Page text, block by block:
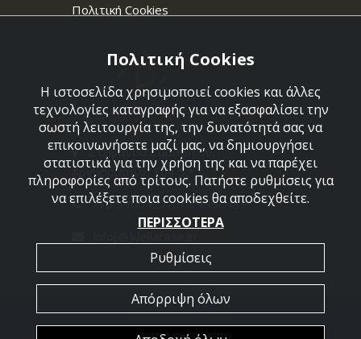
Πολιτική Cookies
Στεφάνου Σαράφη 36,
Αργυρούπολη 164 52
210 9960427-210 9960489
2026 @ All Rights Reserved - Dellacasa
Πολιτική Cookies
Η ιστοσελίδα χρησιμοποιεί cookies και άλλες
τεχνολογίες καταγραφής για να εξασφαλίσει την
σωστή λειτουργία της, την δυνατότητά σας να
επικοινωνήσετε μαζί μας, να δημιουργήσει
στατιστικά για την χρήση της και να παρέχει
πληροφορίες από τρίτους. Πατήστε ρυθμίσεις για
να επιλέξετε ποια cookies θα αποδεχθείτε.
ΠΕΡΙΣΣΟΤΕΡΑ
Ρυθμίσεις
Απόρριψη όλων